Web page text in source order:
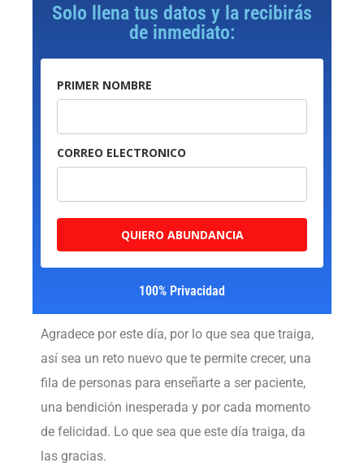
Solo llena tus datos y la recibirás
de inmediato:
PRIMER NOMBRE
CORREO ELECTRONICO
QUIERO ABUNDANCIA
100% Privacidad
Agradece por este día, por lo que sea que traiga,
así sea un reto nuevo que te permite crecer, una
fila de personas para enseñarte a ser paciente,
una bendición inesperada y por cada momento
de felicidad. Lo que sea que este día traiga, da
las gracias.